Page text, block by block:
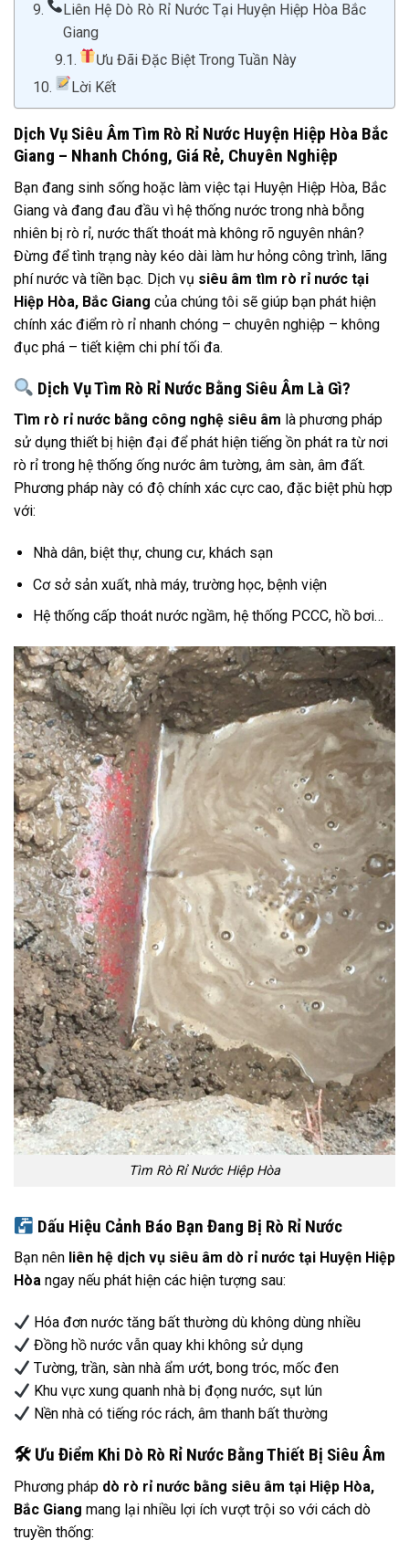
Liên Hệ Dò Rò Rỉ Nước Tại Huyện Hiệp Hòa Bắc
Giang
Ưu Đãi Đặc Biệt Trong Tuần Này
Lời Kết
Dịch Vụ Siêu Âm Tìm Rò Rỉ Nước Huyện Hiệp Hòa Bắc
Giang – Nhanh Chóng, Giá Rẻ, Chuyên Nghiệp
Bạn đang sinh sống hoặc làm việc tại Huyện Hiệp Hòa, Bắc
Giang và đang đau đầu vì hệ thống nước trong nhà bỗng
nhiên bị rò rỉ, nước thất thoát mà không rõ nguyên nhân?
Đừng để tình trạng này kéo dài làm hư hỏng công trình, lãng
phí nước và tiền bạc. Dịch vụ siêu âm tìm rò rỉ nước tại
Hiệp Hòa, Bắc Giang của chúng tôi sẽ giúp bạn phát hiện
chính xác điểm rò rỉ nhanh chóng – chuyên nghiệp – không
đục phá – tiết kiệm chi phí tối đa.
Dịch Vụ Tìm Rò Rỉ Nước Bằng Siêu Âm Là Gì?
Tìm rò rỉ nước bằng công nghệ siêu âm là phương pháp
sử dụng thiết bị hiện đại để phát hiện tiếng ồn phát ra từ nơi
rò rỉ trong hệ thống ống nước âm tường, âm sàn, âm đất.
Phương pháp này có độ chính xác cực cao, đặc biệt phù hợp
với:
Nhà dân, biệt thự, chung cư, khách sạn
Cơ sở sản xuất, nhà máy, trường học, bệnh viện
Hệ thống cấp thoát nước ngầm, hệ thống PCCC, hồ bơi…
Tìm Rò Rỉ Nước Hiệp Hòa
Dấu Hiệu Cảnh Báo Bạn Đang Bị Rò Rỉ Nước
Bạn nên liên hệ dịch vụ siêu âm dò rỉ nước tại Huyện Hiệp
Hòa ngay nếu phát hiện các hiện tượng sau:
Hóa đơn nước tăng bất thường dù không dùng nhiều
Đồng hồ nước vẫn quay khi không sử dụng
Tường, trần, sàn nhà ẩm ướt, bong tróc, mốc đen
Khu vực xung quanh nhà bị đọng nước, sụt lún
Nền nhà có tiếng róc rách, âm thanh bất thường
🛠 ️ Ưu Điểm Khi Dò Rò Rỉ Nước Bằng Thiết Bị Siêu Âm
Phương pháp dò rò rỉ nước bằng siêu âm tại Hiệp Hòa,
Bắc Giang mang lại nhiều lợi ích vượt trội so với cách dò
truyền thống: